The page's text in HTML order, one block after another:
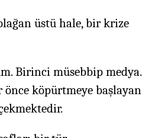
üstü hale, bir krize
Birinci müsebbip medya.
önce köpürtmeye başlayan